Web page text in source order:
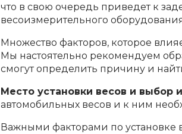
что в свою очередь приведет к
весоизмерительного
Множество факторов, которое
Мы настоятельно рекомендуем
смогут определить причину и
Место установки весов и выбор
автомобильных весов и к ним
Важными факторами по установке